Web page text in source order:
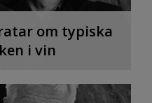
om typiska
i vin